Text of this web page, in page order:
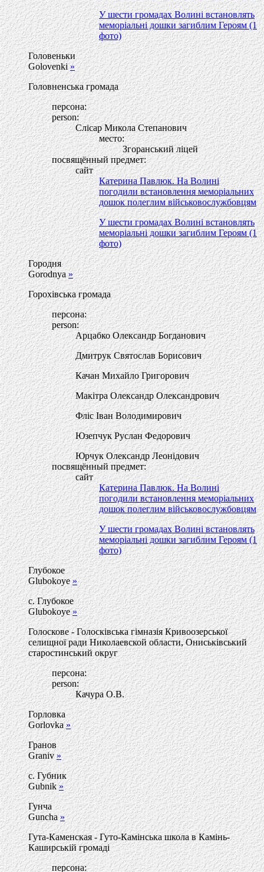
У шести громадах Волині встановлять
меморіальні дошки загиблим Героям (1
фото)
Головеньки
Golovenki»
Головненська громада
персона:
person:
Слісар Микола Степанович
место:
Згоранський ліцей
посвящённый предмет:
сайт
Катерина Павлюк. На Волині
погодили встановлення меморіальних
дошок полеглим військовослужбовцям
У шести громадах Волині встановлять
меморіальні дошки загиблим Героям (1
фото)
Городня
Gorodnya»
Горохівська громада
персона:
person:
Арцабко Олександр Богданович
Дмитрук Святослав Борисович
Качан Михайло Григорович
Макітра Олександр Олександрович
Фліс Іван Володимирович
Юзепчук Руслан Федорович
Юрчук Олександр Леонідович
посвящённый предмет:
сайт
Катерина Павлюк. На Волині
погодили встановлення меморіальних
дошок полеглим військовослужбовцям
У шести громадах Волині встановлять
меморіальні дошки загиблим Героям (1
фото)
Глубокое
Glubokoye»
с. Глубокое
Glubokoye»
Голоскове - Голосківська гімназія Кривоозерської
селищної ради Николаевской области, Ониськівський
старостинський округ
персона:
person:
Качура О.В.
Горловка
Gorlovka»
Гранов
Graniv »
с. Губник
Gubnik»
Гунча
Guncha»
Гута-Каменская - Гуто-Камінська школа в Камінь-
Каширській громаді
персона: